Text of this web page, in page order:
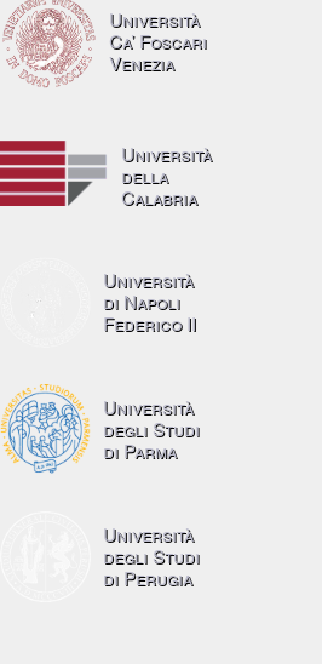
Università
Ca’ Foscari
Venezia
Università
della
Calabria
Università
di Napoli
Federico II
Università
degli Studi
di Parma
Università
degli Studi
di Perugia